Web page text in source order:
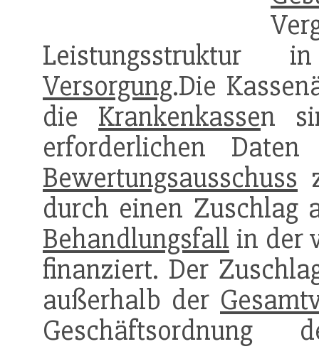
Leistungsstruktur
Versorgung.Die
die Krankenkassen
erforderlichen
Bewertungsausschuss
durch einen Zuschlag
Behandlungsfall in der
finanziert. Der
außerhalb der